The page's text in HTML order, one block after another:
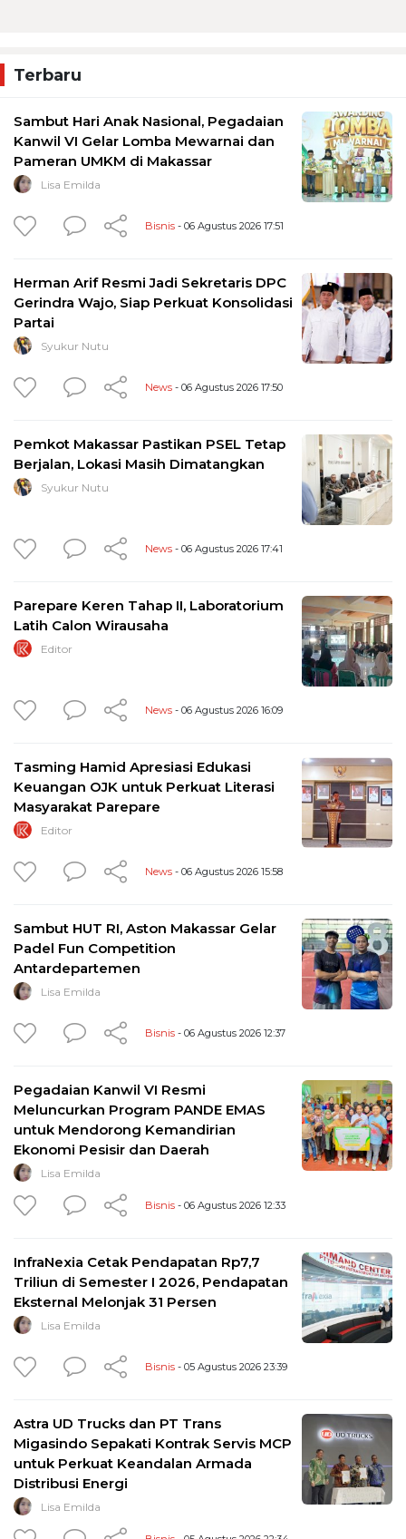
Terbaru
Sambut Hari Anak Nasional, Pegadaian
Kanwil VI Gelar Lomba Mewarnai dan
Pameran UMKM di Makassar
Lisa Emilda
Bisnis - 06 Agustus 2026 17:51
Herman Arif Resmi Jadi Sekretaris DPC
Gerindra Wajo, Siap Perkuat Konsolidasi
Partai
Syukur Nutu
News - 06 Agustus 2026 17:50
Pemkot Makassar Pastikan PSEL Tetap
Berjalan, Lokasi Masih Dimatangkan
Syukur Nutu
News - 06 Agustus 2026 17:41
Parepare Keren Tahap II, Laboratorium
Latih Calon Wirausaha
Editor
News - 06 Agustus 2026 16:09
Tasming Hamid Apresiasi Edukasi
Keuangan OJK untuk Perkuat Literasi
Masyarakat Parepare
Editor
News - 06 Agustus 2026 15:58
Sambut HUT RI, Aston Makassar Gelar
Padel Fun Competition
Antardepartemen
Lisa Emilda
Bisnis - 06 Agustus 2026 12:37
Pegadaian Kanwil VI Resmi
Meluncurkan Program PANDE EMAS
untuk Mendorong Kemandirian
Ekonomi Pesisir dan Daerah
Lisa Emilda
Bisnis - 06 Agustus 2026 12:33
InfraNexia Cetak Pendapatan Rp7,7
Triliun di Semester I 2026, Pendapatan
Eksternal Melonjak 31 Persen
Lisa Emilda
Bisnis - 05 Agustus 2026 23:39
Astra UD Trucks dan PT Trans
Migasindo Sepakati Kontrak Servis MCP
untuk Perkuat Keandalan Armada
Distribusi Energi
Lisa Emilda